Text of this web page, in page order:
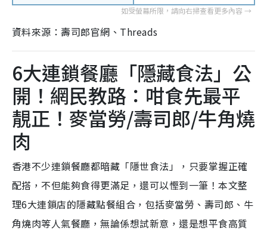
資料來源：壽司郎官網、Threads
6大連鎖餐廳「隱藏食法」公
開！網民教路：咁食先最平
靚正！麥當勞/壽司郎/牛角燒
肉
香港不少連鎖餐廳都暗藏「隱世食法」，只要掌握正確
配搭，不但能夠食得更滿足，還可以慳到一筆！本文整
理6大連鎖店的隱藏點餐組合，包括麥當勞、壽司郎、牛
角燒肉等人氣餐廳，無論係想試新意，還是想平食高質